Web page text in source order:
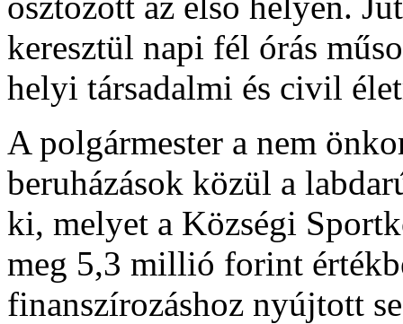
keresztül napi fél órás
helyi társadalmi és civil
A polgármester a nem
beruházások közül a
ki, melyet a Községi
meg 5,3 millió forint
finanszírozáshoz nyújtott